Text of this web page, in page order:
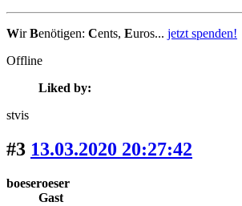
WirBenötigen: Cents, Euros... jetzt spenden!
Offline
Liked by:
stvis
#3 13.03.2020 20:27:42
boeseroeser
Gast